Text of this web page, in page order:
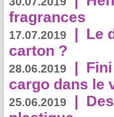
fragrances
17.07.2019 | Le
carton ?
28.06.2019 |
cargo dans le
25.06.2019 |